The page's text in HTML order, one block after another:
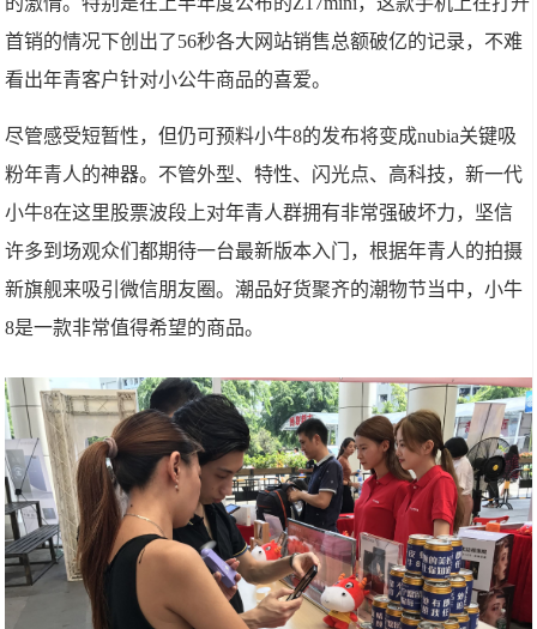
首销的情况下创出了56秒各大网站销售总额破亿的记录，不难
看出年青客户针对小公牛商品的喜爱。
尽管感受短暂性，但仍可预料小牛8的发布将变成nubia关键吸
粉年青人的神器。不管外型、特性、闪光点、高科技，新一代
小牛8在这里股票波段上对年青人群拥有非常强破坏力，坚信
许多到场观众们都期待一台最新版本入门，根据年青人的拍摄
新旗舰来吸引微信朋友圈。潮品好货聚齐的潮物节当中，小牛
8是一款非常值得希望的商品。